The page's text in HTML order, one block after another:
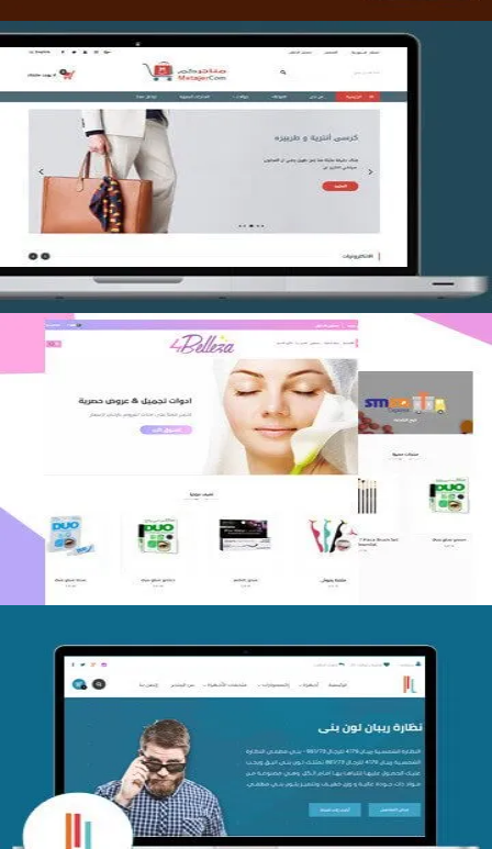
تصميم متجر متاجركم
اعادة تصميم متجر فوربليزا
التفاصيل
تصميم متجر اي كير
التفاصيل